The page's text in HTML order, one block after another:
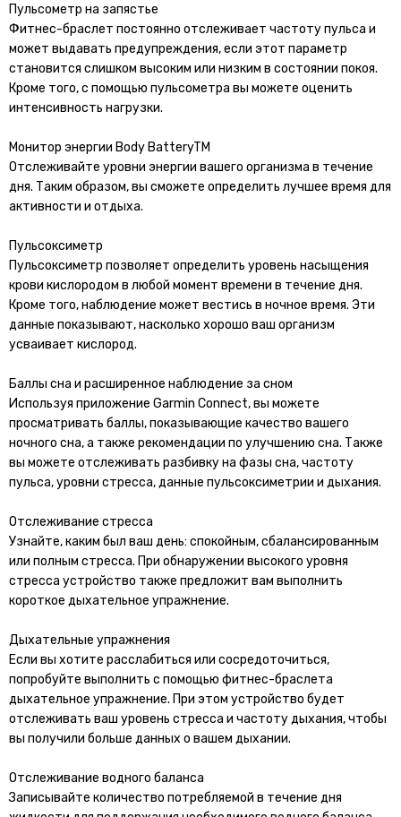
Пульсометр на запястье
Фитнес-браслет постоянно отслеживает частоту пульса и
может выдавать предупреждения, если этот параметр
становится слишком высоким или низким в состоянии покоя.
Кроме того, с помощью пульсометра вы можете оценить
интенсивность нагрузки.
Монитор энергии Body BatteryTM
Отслеживайте уровни энергии вашего организма в течение
дня. Таким образом, вы сможете определить лучшее время для
активности и отдыха.
Пульсоксиметр
Пульсоксиметр позволяет определить уровень насыщения
крови кислородом в любой момент времени в течение дня.
Кроме того, наблюдение может вестись в ночное время. Эти
данные показывают, насколько хорошо ваш организм
усваивает кислород.
Баллы сна и расширенное наблюдение за сном
Используя приложение Garmin Connect, вы можете
просматривать баллы, показывающие качество вашего
ночного сна, а также рекомендации по улучшению сна. Также
вы можете отслеживать разбивку на фазы сна, частоту
пульса, уровни стресса, данные пульсоксиметрии и дыхания.
Отслеживание стресса
Узнайте, каким был ваш день: спокойным, сбалансированным
или полным стресса. При обнаружении высокого уровня
стресса устройство также предложит вам выполнить
короткое дыхательное упражнение.
Дыхательные упражнения
Если вы хотите расслабиться или сосредоточиться,
попробуйте выполнить с помощью фитнес-браслета
дыхательное упражнение. При этом устройство будет
отслеживать ваш уровень стресса и частоту дыхания, чтобы
вы получили больше данных о вашем дыхании.
Отслеживание водного баланса
Записывайте количество потребляемой в течение дня